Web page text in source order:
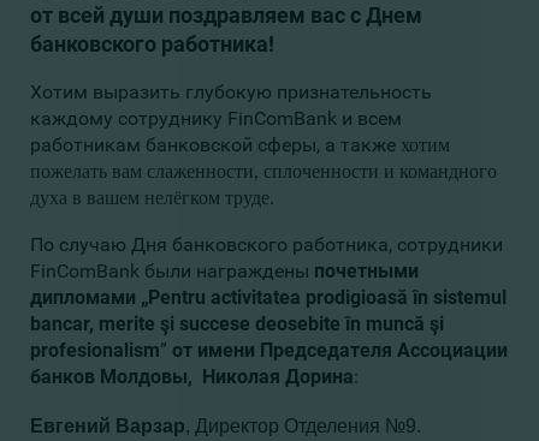
от всей души поздравляем вас с Днем
банковского работника!
Хотим выразить глубокую признательность
каждому сотруднику FinComBank и всем
работникам банковской сферы, а также хотим
пожелать вам слаженности, сплоченности и командного
духа в вашем нелёгком труде.
По случаю Дня банковского работника, сотрудники
FinComBank были награждены почетными
дипломами „Pentru activitatea prodigioasă în sistemul
bancar, merite şi succese deosebite în muncă şi
profesionalism” от имени Председателя Ассоциации
банков Молдовы,  Николая Дорина:
Евгений Варзар, Директор Отделения №9.